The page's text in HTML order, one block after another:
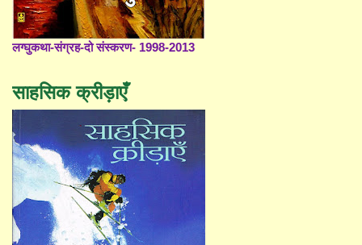
लग्घुकथा-संग्रह-दो संस्करण- 1998-2013
साहसिक क्रीड़ाएँ